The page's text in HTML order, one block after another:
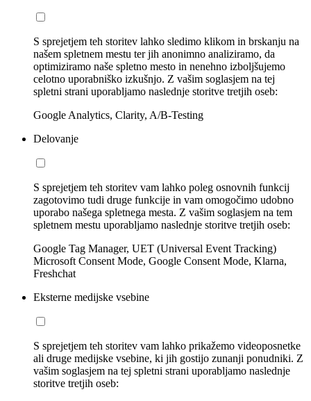
S sprejetjem teh storitev lahko sledimo klikom in brskanju na
našem spletnem mestu ter jih anonimno analiziramo, da
optimiziramo naše spletno mesto in nenehno izboljšujemo
celotno uporabniško izkušnjo. Z vašim soglasjem na tej
spletni strani uporabljamo naslednje storitve tretjih oseb:
Google Analytics, Clarity, A/B-Testing
Delovanje
S sprejetjem teh storitev vam lahko poleg osnovnih funkcij
zagotovimo tudi druge funkcije in vam omogočimo udobno
uporabo našega spletnega mesta. Z vašim soglasjem na tem
spletnem mestu uporabljamo naslednje storitve tretjih oseb:
Google Tag Manager, UET (Universal Event Tracking)
Microsoft Consent Mode, Google Consent Mode, Klarna,
Freshchat
Eksterne medijske vsebine
S sprejetjem teh storitev vam lahko prikažemo videoposnetke
ali druge medijske vsebine, ki jih gostijo zunanji ponudniki. Z
vašim soglasjem na tej spletni strani uporabljamo naslednje
storitve tretjih oseb: